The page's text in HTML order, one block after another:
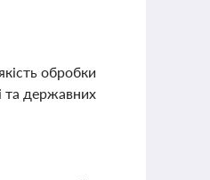
обробки
та державних